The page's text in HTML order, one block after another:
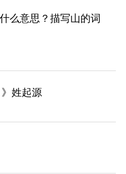
么意思？描写山的词
姓起源